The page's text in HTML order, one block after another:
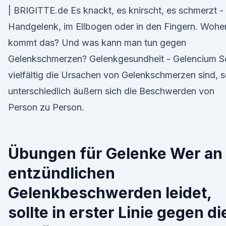
| BRIGITTE.de Es knackt, es knirscht, es schmerzt -
Handgelenk, im Ellbogen oder in den Fingern.
kommt das? Und was kann man tun gegen
Gelenkschmerzen? Gelenkgesundheit - Gelencium
vielfältig die Ursachen von Gelenkschmerzen sind,
unterschiedlich äußern sich die Beschwerden von
Person zu Person.
Übungen für Gelenke Wer an
entzündlichen
Gelenkbeschwerden leidet,
sollte in erster Linie gegen